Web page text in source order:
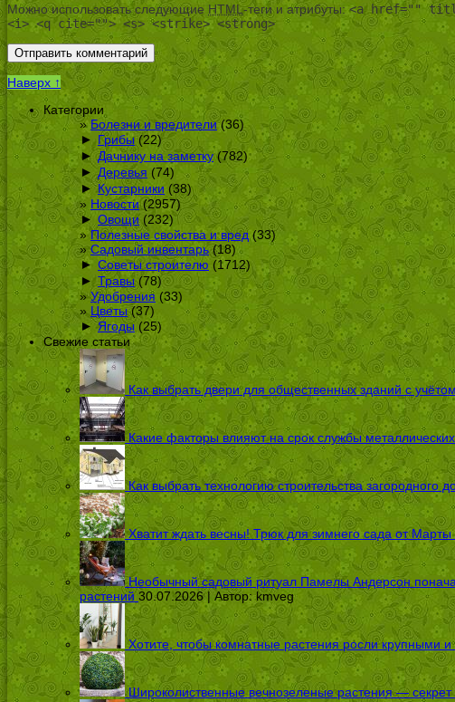
Можно использовать следующие HTML-теги и атрибуты:<a href=""
<i> <q cite=""> <s> <strike> <strong>
Наверх ↑
Категории
Болезни и вредители(36)
► Грибы (22)
► Дачнику на заметку(782)
► Деревья (74)
► Кустарники (38)
Новости(2957)
► Овощи(232)
Полезные свойства и вред (33)
Садовый инвентарь(18)
► Советы строителю (1712)
► Травы(78)
Удобрения (33)
Цветы(37)
► Ягоды (25)
Свежие статьи
Как выбрать двери для общественных зданий с
Какие факторы влияют на срок службы
Как выбрать технологию строительства загородного
Хватит ждать весны! Трюк для зимнего сада от
Необычный садовый ритуал Памелы Андерсон
растений 30.07.2026 | Автор:kmveg
Хотите, чтобы комнатные растения росли крупными
Широколиственные вечнозеленые растения — секрет